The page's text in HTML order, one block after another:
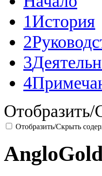
1История
2
3
4
Отобразить/Скрыть